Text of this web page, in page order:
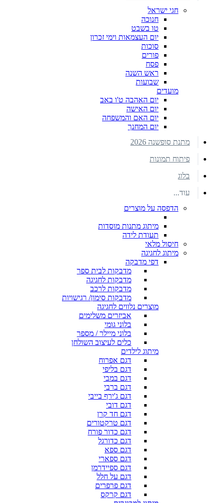
חגי ישראל
חנוכה
טו בשבט
יום העצמאות וימי זכרון
סוכות
פורים
פסח
ראש השנה
שבועות
מועדים
יום האהבה ט'ו באב
יום האישה
יום האם והמשפחה
יום המחנך
מתנת סופשנה 2026
פיתוח תמונות
בלוג
עוד...
הדפסה על מוצרים
מיתוג מתנות מוסדות
תעודת לידה
חיסול מלאי
מיתוג לחגיגה
דפי מדבקה
מדבקות לבית ספר
מדבקות לחגיגה
מדבקות לרכב
מדבקות סימון/ רגישויות
מוצרים נלווים לחגיגה
אביזרים משלימים
בלוני גומי
בלוני מיילר / מספר
כלים לעיצוב השולחן
מיתוג לילדים
דגם אפרוח
דגם בליפי
דגם במבי
דגם ברבי
דגם ג'ירף בייבי
דגם דובי
דגם חד קרן
דגם טרקטורים
דגם כדור פורח
דגם כדורגל
דגם ספא
דגם ספארי
דגם ספיידרמן
דגם על חלל
דגם פרפרים
דגם קרקס